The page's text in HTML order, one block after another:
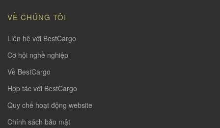
VỀ CHÚNG TÔI
Liên hệ với BestCargo
Cơ hội nghề nghiệp
Về BestCargo
Hợp tác với BestCargo
Quy chế hoạt động website
Chính sách bảo mật